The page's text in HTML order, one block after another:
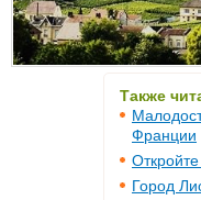
Также
Франции
Город